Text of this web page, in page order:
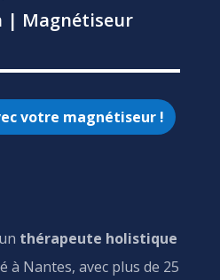
| Magnétiseur
votre magnétiseur !
thérapeute holistique
à Nantes, avec plus de 25